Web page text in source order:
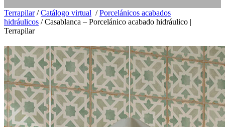
Terrapilar/Catálogo virtual /Porcelánicos acabados
hidráulicos /Casablanca – Porcelánico acabado hidráulico |
Terrapilar